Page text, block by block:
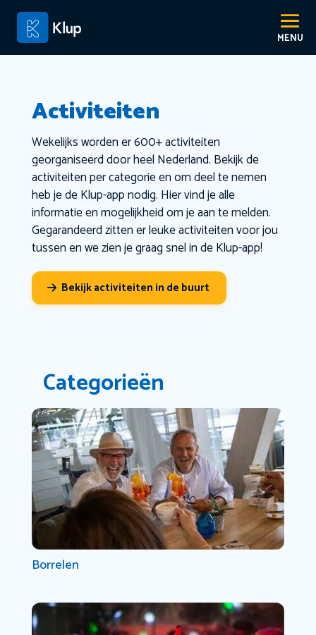
Activiteiten
Wekelijks worden er 600+ activiteiten
georganiseerd door heel Nederland. Bekijk de
activiteiten per categorie en om deel te nemen
heb je de Klup-app nodig. Hier vind je alle
informatie en mogelijkheid om je aan te melden.
Gegarandeerd zitten er leuke activiteiten voor jou
tussen en we zien je graag snel in de Klup-app!
Bekijk activiteiten in de buurt
Categorieën
Borrelen